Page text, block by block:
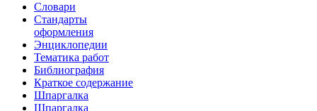
Словари
Стандарты
оформления
Энциклопедии
Тематика работ
Библиография
Краткое содержание
Шпаргалка
Шпаргалка